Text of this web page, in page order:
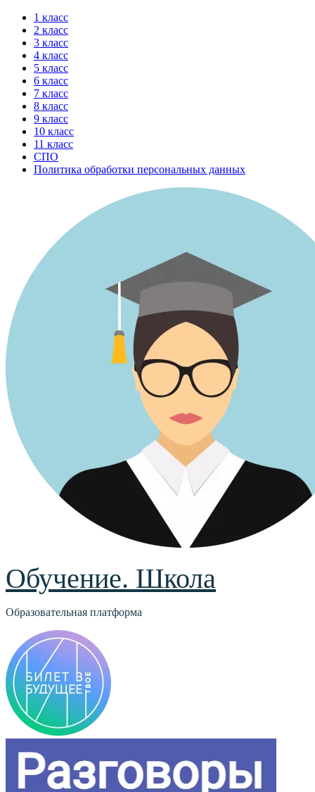
Перейти
содержимому
1 класс
2 класс
3 класс
4 класс
5 класс
6 класс
7 класс
8 класс
9 класс
10 класс
11 класс
СПО
Политика обработки персональных данных
Обучение. Школа
Образовательная платформа